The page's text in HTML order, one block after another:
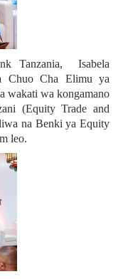
Tanzania, Isabela
Chuo Cha Elimu ya
wakati wakongamano
(Equity Trade and
na Benki ya Equity
leo.